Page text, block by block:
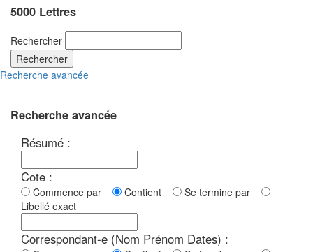
5000 Lettres
Rechercher
Rechercher
Recherche avancée
Recherche avancée
Résumé :
Cote :
Commence par Contient
Se termine par
Libellé exact
Correspondant-e (Nom Prénom Dates) :